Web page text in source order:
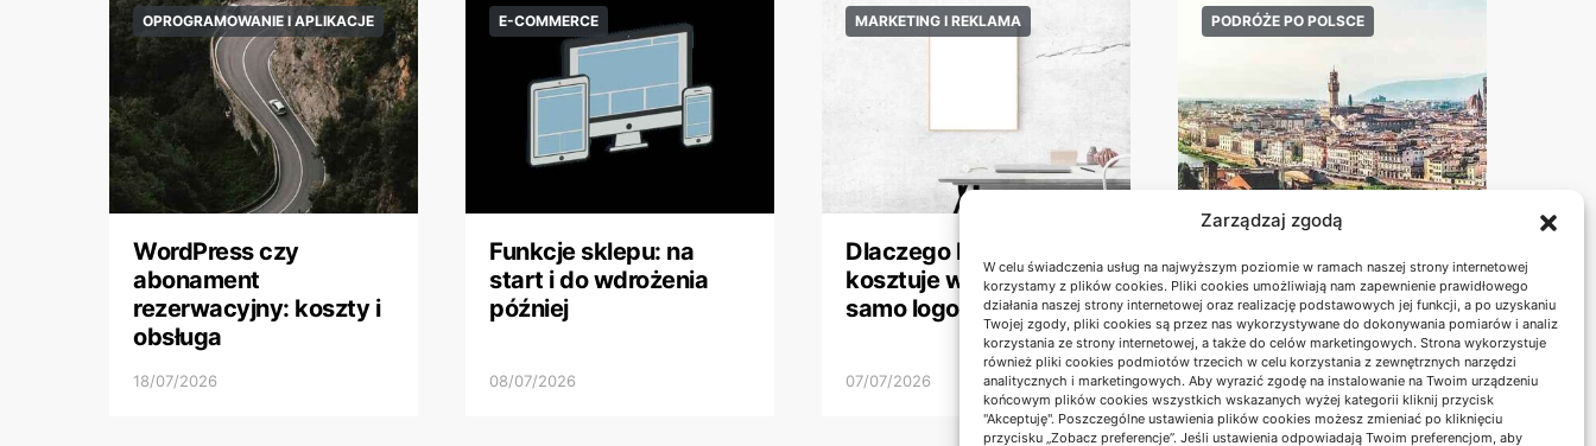
Zarządzaj zgodą
W celu świadczenia usług na najwyższym poziomie w ramach naszej strony internetowej
korzystamy z plików cookies. Pliki cookies umożliwiają nam zapewnienie prawidłowego
działania naszej strony internetowej oraz realizację podstawowych jej funkcji, a po uzyskaniu
Twojej zgody, pliki cookies są przez nas wykorzystywane do dokonywania pomiarów i analiz
korzystania ze strony internetowej, a także do celów marketingowych. Strona wykorzystuje
również pliki cookies podmiotów trzecich w celu korzystania z zewnętrznych narzędzi
analitycznych i marketingowych. Aby wyrazić zgodę na instalowanie na Twoim urządzeniu
końcowym plików cookies wszystkich wskazanych wyżej kategorii kliknij przycisk
"Akceptuję". Poszczególne ustawienia plików cookies możesz zmieniać po kliknięciu
przycisku „Zobacz preferencje”. Jeśli ustawienia odpowiadają Twoim preferencjom, aby
OPROGRAMOWANIE I APLIKACJE
WordPress czy
abonament
rezerwacyjny: koszty i
obsługa
18/07/2026
E-COMMERCE
Funkcje sklepu: na
start i do wdrożenia
później
08/07/2026
MARKETING I REKLAMA
Dlaczego branding
kosztuje więcej niż
samo logo
07/07/2026
PODRÓŻE PO POLSCE
czas przejścia i
przygotowanie
18/06/2026